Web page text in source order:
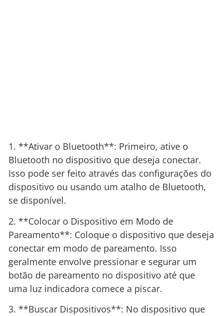
1. **Ativar o Bluetooth**: Primeiro, ative o
Bluetooth no dispositivo que deseja conectar.
Isso pode ser feito através das configurações do
dispositivo ou usando um atalho de Bluetooth,
se disponível.
2. **Colocar o Dispositivo em Modo de
Pareamento**: Coloque o dispositivo que deseja
conectar em modo de pareamento. Isso
geralmente envolve pressionar e segurar um
botão de pareamento no dispositivo até que
uma luz indicadora comece a piscar.
3. **Buscar Dispositivos**: No dispositivo que